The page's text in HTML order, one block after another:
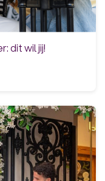
dit wil jij!